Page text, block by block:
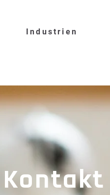
Industrien
Kontakt